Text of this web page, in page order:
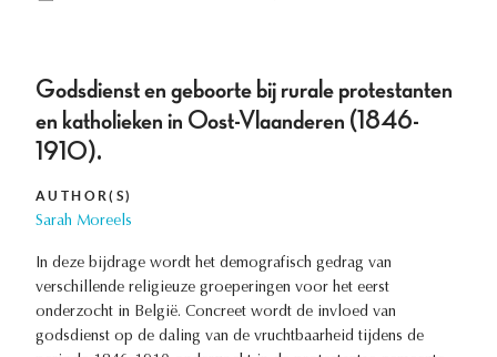
Godsdienst en geboorte bij rurale protestanten
en katholieken in Oost-Vlaanderen (1846-
1910).
AUTHOR(S)
Sarah Moreels
In deze bijdrage wordt het demografisch gedrag van
verschillende religieuze groeperingen voor het eerst
onderzocht in België. Concreet wordt de invloed van
godsdienst op de daling van de vruchtbaarheid tijdens de